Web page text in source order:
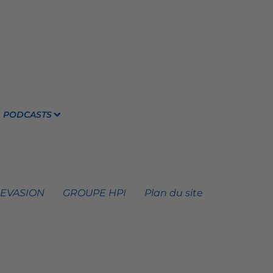
PODCASTS
GROUPE HPI Plan du site